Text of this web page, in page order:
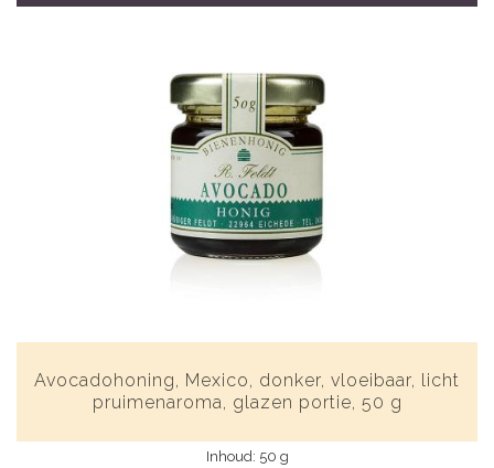
Avocadohoning, Mexico, donker, vloeibaar, licht
pruimenaroma, glazen portie, 50 g
Inhoud: 50 g